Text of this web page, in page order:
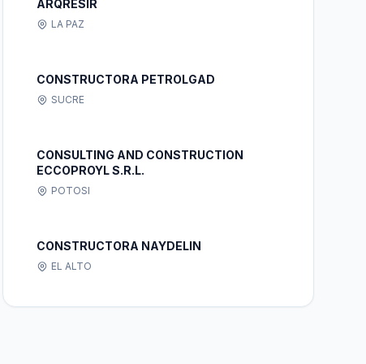
ARQRESIR
LA PAZ
CONSTRUCTORA PETROLGAD
SUCRE
CONSULTING AND CONSTRUCTION
ECCOPROYL S.R.L.
POTOSI
CONSTRUCTORA NAYDELIN
EL ALTO